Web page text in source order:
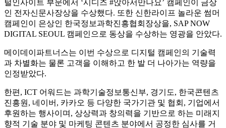
털인사이트 부문에서 ‘시디즈 #앉아서만나요’ 캠페인이 금상
인 전자신문사장상을 수상했다. 또한 신한라이프 놀라운 썸머
캠페인이 은상인 한국정보과학진흥협회장상을, SAP NOW
DIGITAL SEOUL 캠페인으로 동상을 수상하는 영광을 안았다.
메이데이파트너스는 이번 수상으로 디지털 캠페인의 기술력
과 차별화는 물론 고객을 이해하고 한 발 더 나아가는 역량을
인정받았다.
한편, ICT 어워드는 과학기술정보통신부, 경기도, 한국콘텐츠
진흥원, 네이버, 카카오 등 다양한 국가기관 및 협회, 기업에서
후원하는 행사이며, 상상력과 창의력을 기반으로 하는 미래지
향적 기술 분야 및 마케팅 콘텐츠 분야에서 공정한 심사를 거